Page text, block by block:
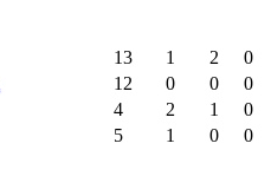
13 1 2
0
12 0 0
0
4 2 1
0
5 1 0 0